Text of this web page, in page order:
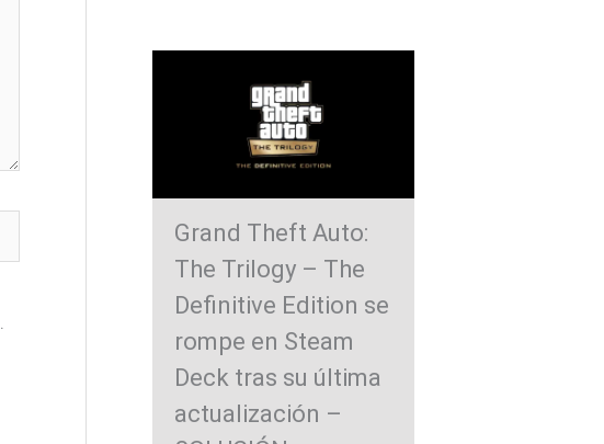
Grand Theft Auto:
The Trilogy – The
Definitive Edition se
rompe en Steam
Deck tras su última
actualización –